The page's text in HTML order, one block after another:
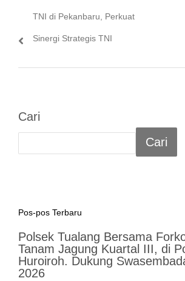
TNI di Pekanbaru, Perkuat
Sinergi Strategis TNI
Cari
Cari
Pos-pos Terbaru
Polsek Tualang Bersama
Tanam Jagung Kuartal III, di
Huroiroh. Dukung
2026